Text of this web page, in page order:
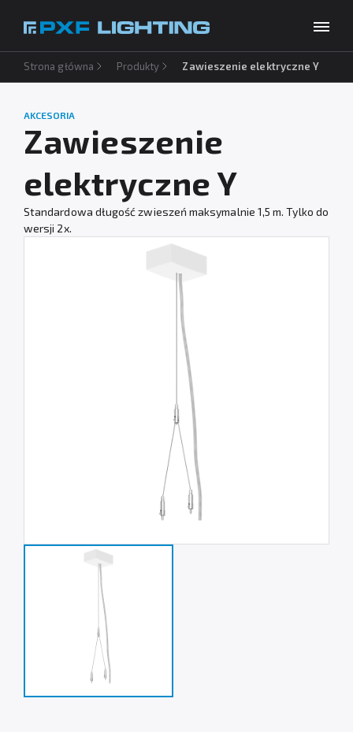
Produkty
Inspiracje
Usługi
Baza wiedzy
O firmie
Strona główna Produkty Zawieszenie elektryczne Y
AKCESORIA
Zawieszenie
elektryczne Y
Standardowa długość zwieszeń maksymalnie 1,5 m. Tylko do
wersji 2x.